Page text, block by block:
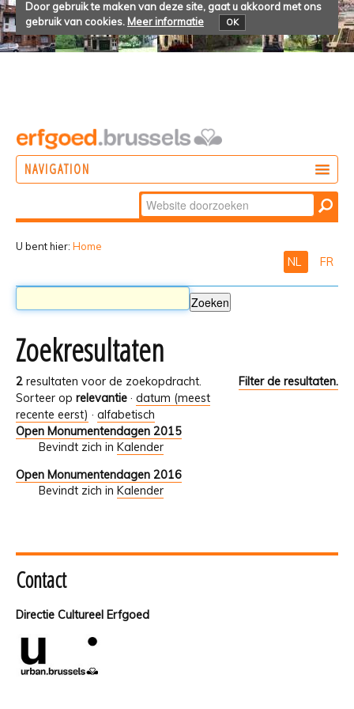
Door gebruik te maken van deze site, gaat u akkoord met ons
gebruik van cookies. Meer informatie OK
NAVIGATION
Zoek
Geavanceerd
U bent hier: Home
NL FR
Zoekresultaten
2 resultaten voor de zoekopdracht.
Filter de resultaten.
Sorteer op relevantie · datum (meest
recente eerst) · alfabetisch
Open Monumentendagen 2015
Bevindt zich in Kalender
Open Monumentendagen 2016
Bevindt zich in Kalender
Contact
Directie Cultureel Erfgoed